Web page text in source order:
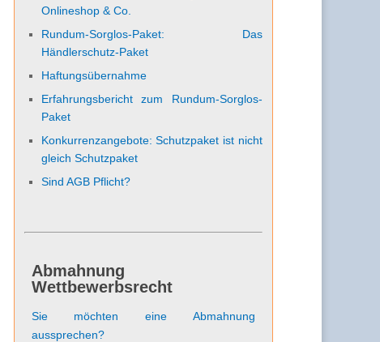
Onlineshop & Co.
Rundum-Sorglos-Paket: Das
Händlerschutz-Paket
Haftungsübernahme
Erfahrungsbericht zum Rundum-Sorglos-
Paket
Konkurrenzangebote: Schutzpaket ist nicht
gleich Schutzpaket
Sind AGB Pflicht?
Abmahnung
Wettbewerbsrecht
Sie möchten eine Abmahnung
aussprechen?